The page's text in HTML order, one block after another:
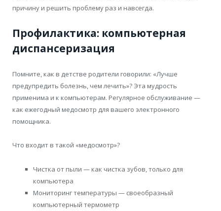
причину и решить проблему раз и навсегда.
Профилактика: компьютерная
диспансеризация
Помните, как в детстве родители говорили: «Лучше
предупредить болезнь, чем лечить»? Эта мудрость
применима и к компьютерам. Регулярное обслуживание —
как ежегодный медосмотр для вашего электронного
помощника.
Что входит в такой «медосмотр»?
Чистка от пыли — как чистка зубов, только для
компьютера
Мониторинг температуры — своеобразный
компьютерный термометр